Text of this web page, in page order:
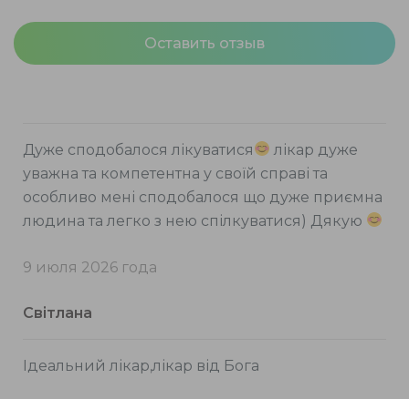
Оставить отзыв
Дуже сподобалося лікуватися
лікар дуже
уважна та компетентна у своїй справі та
особливо мені сподобалося що дуже приємна
людина та легко з нею спілкуватися) Дякую
9 июля 2026 года
Світлана
Ідеальний лікар,лікар від Бога